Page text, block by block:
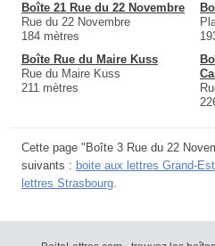
Boîte 21 Rue du 22 Novembre
Rue du 22 Novembre
184 mètres
Boîte Rue du Maire Kuss
Rue du Maire Kuss
211 mètres
Cette page "Boîte 3 Rue du 22
suivants : boite aux lettres Grand-Est
lettres Strasbourg.